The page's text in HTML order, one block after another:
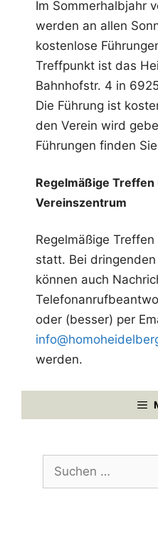
t
a
l
t
u
n
g
-
N
v
i
g
a
t
i
o
Im Sommerhalbjahr
werden an allen
kostenlose
Treffpunkt ist das
Bahnhofstr. 4 in
Die Führung ist
den Verein wird
Führungen finden Sie
Regelmäßige Treffen
Vereinszentrum
Regelmäßige
statt. Bei
können auch
oder (besser) per
werden.
Suchen
nach: